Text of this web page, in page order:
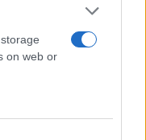
on web or